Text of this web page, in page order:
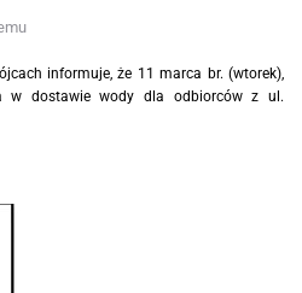
informuje, że 11 marca br. (wtorek),
w dostawie wody dla odbiorców z ul.